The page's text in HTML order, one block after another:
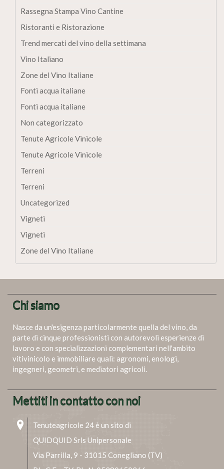
Rassegna Stampa Vino Cantine
Ristoranti e Ristorazione
Trend mercati del vino della settimana
Vino Italiano
Zone del Vino Italiane
Fonti acqua italiane
Fonti acqua italiane
Non categorizzato
Tenute Agricole Vinicole
Tenute Agricole Vinicole
Terreni
Terreni
Uncategorized
Vigneti
Vigneti
Zone del Vino Italiane
Chi siamo
Nasce da un'esigenza particolarmente quella del vino, da
parte di cinque professionisti con autorevoli esperienze di
lavoro e con specializzazioni complementari nell'ambito
vitivinicolo e immobiliare quali: agronomi, enologi,
ingegneri, geometri, e mediatori agricoli.
Mettiti in contatto con noi
Tenuteagricole 24 è un sito di
QUIDQUID Srls Unipersonale
Via Parrilla, 9 - 31015 Conegliano (TV)